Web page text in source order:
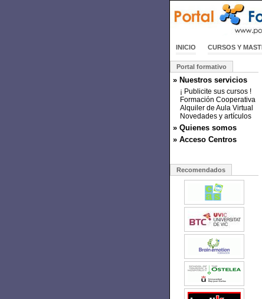
INICIO CURSOS Y
Portal formativo
» Nuestros servicios
¡ Publicite sus cursos !
Formación Cooperativa
Alquiler de Aula Virtual
Novedades y artículos
» Quienes somos
» Acceso Centros
Recomendados